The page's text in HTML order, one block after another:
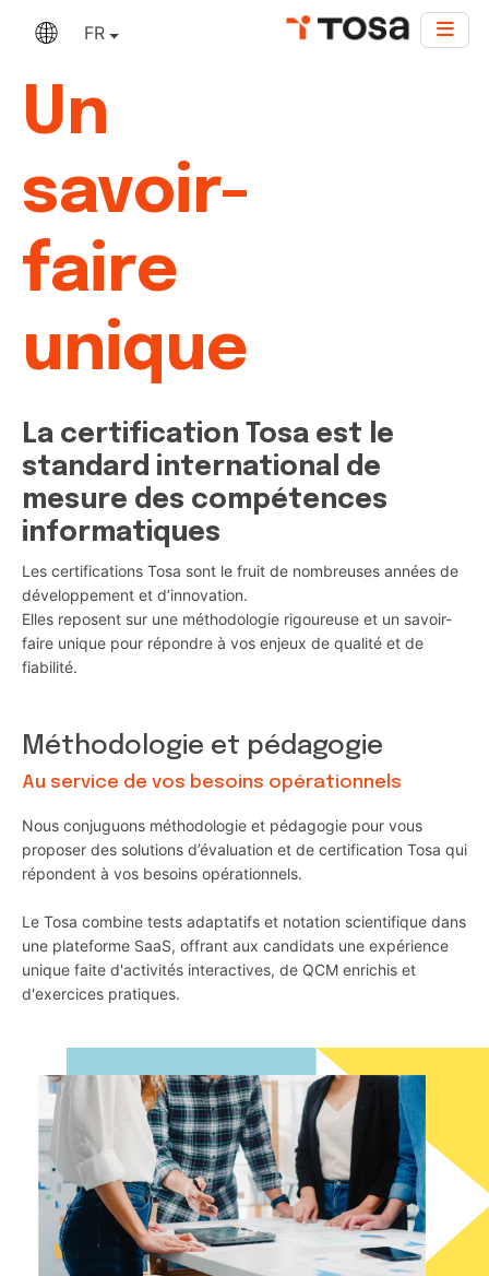
FR
Un
savoir-
faire
unique
La certification Tosa est le
standard international de
mesure des compétences
informatiques
Les certifications Tosa sont le fruit de nombreuses années de
développement et d’innovation.
Elles reposent sur une méthodologie rigoureuse et un savoir-
faire unique pour répondre à vos enjeux de qualité et de
fiabilité.
Méthodologie et pédagogie
Au service de vos besoins opérationnels
Nous conjuguons méthodologie et pédagogie pour vous
proposer des solutions d’évaluation et de certification Tosa qui
répondent à vos besoins opérationnels.
Le Tosa combine tests adaptatifs et notation scientifique dans
une plateforme SaaS, offrant aux candidats une expérience
unique faite d'activités interactives, de QCM enrichis et
d'exercices pratiques.